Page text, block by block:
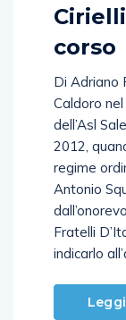
corso
Di Adriano
Caldoro
dell’Asl
2012,
regime
Antonio
Fratelli
indicarlo
Leggi